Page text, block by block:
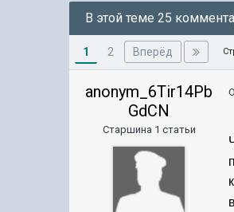
В этой теме 25
1 2 Вперёд
anonym_6Tir14Pb
GdCN
Старшина 1 статьи